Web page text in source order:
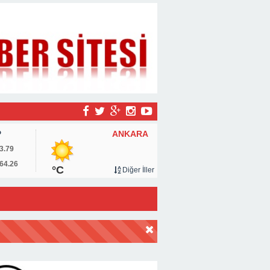
ANKARA
°C Diğer İller